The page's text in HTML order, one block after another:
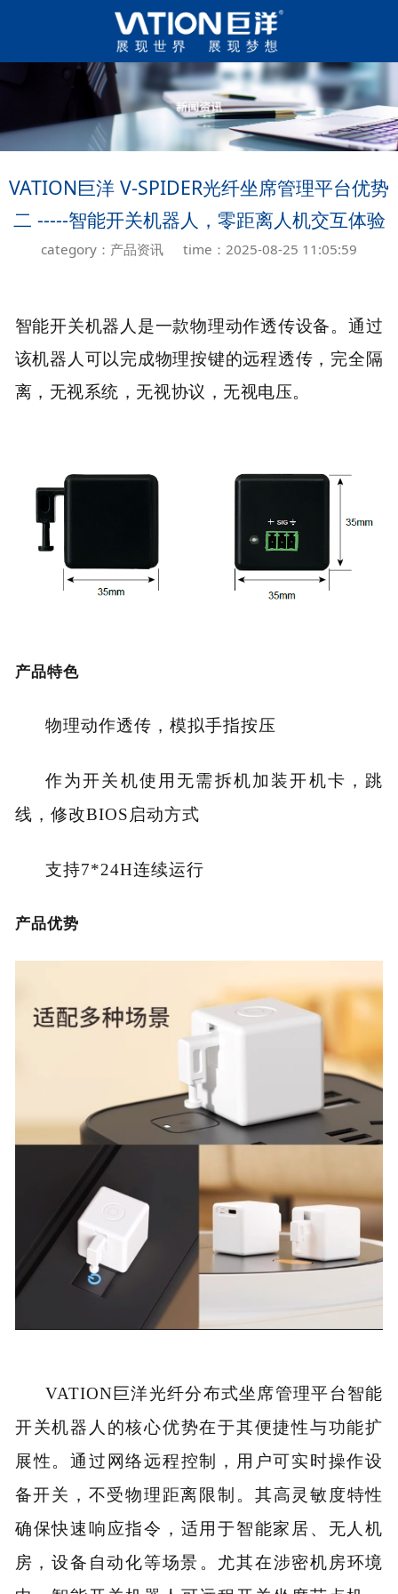
VATION巨洋 V-SPIDER光纤坐席管理平台优势
二 -----智能开关机器人，零距离人机交互体验
category：产品资讯 time：2025-08-25 11:05:59
智能开关机器人是一款物理动作透传设备。通过
该机器人可以完成物理按键的远程透传，完全隔
离，无视系统，无视协议，无视电压。
产品特色
物理动作透传，模拟手指按压
作为开关机使用无需拆机加装开机卡，跳
线，修改BIOS启动方式
支持7*24H连续运行
产品优势
VATION巨洋光纤分布式坐席管理平台智能
开关机器人的核心优势在于其便捷性与功能扩
展性。通过网络远程控制，用户可实时操作设
备开关，不受物理距离限制‌。其高灵敏度特性
确保快速响应指令，适用于智能家居、无人机
房，设备自动化等场景‌。尤其在涉密机房环境